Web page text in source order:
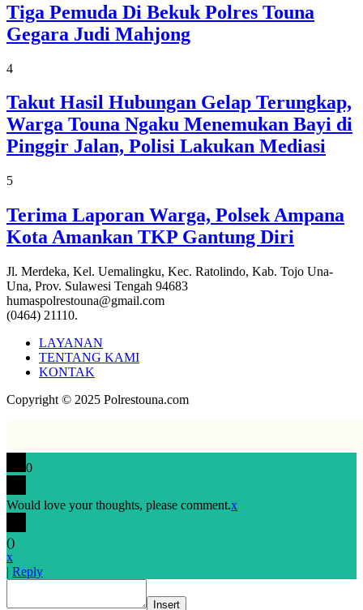
Tiga Pemuda Di Bekuk Polres Touna
Gegara Judi Mahjong
4
Takut Hasil Hubungan Gelap Terungkap,
Warga Touna Ngaku Menemukan Bayi di
Pinggir Jalan, Polisi Lakukan Mediasi
5
Terima Laporan Warga, Polsek Ampana
Kota Amankan TKP Gantung Diri
Jl. Merdeka, Kel. Uemalingku, Kec. Ratolindo, Kab. Tojo Una-
Una, Prov. Sulawesi Tengah 94683
humaspolrestouna@gmail.com
(0464) 21110.
LAYANAN
TENTANG KAMI
KONTAK
Copyright © 2025 Polrestouna.com
0
Would love your thoughts, please comment.x
()
x
| Reply
Insert